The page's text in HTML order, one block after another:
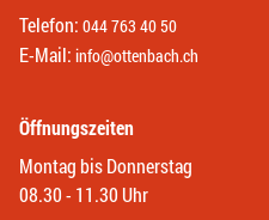
Telefon: 044 763 40 50
E-Mail: info@ottenbach.ch
Öffnungszeiten
Montag bis Donnerstag
08.30 - 11.30 Uhr